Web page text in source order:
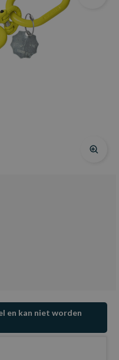
en kan niet worden